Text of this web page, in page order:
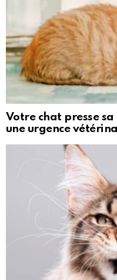
Votre chat presse sa
une urgence